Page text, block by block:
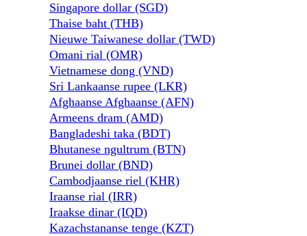
Singapore dollar (SGD)
Thaise baht (THB)
Nieuwe Taiwanese dollar (TWD)
Omani rial (OMR)
Vietnamese dong (VND)
Sri Lankaanse rupee (LKR)
Afghaanse Afghaanse (AFN)
Armeens dram (AMD)
Bangladeshi taka (BDT)
Bhutanese ngultrum (BTN)
Brunei dollar (BND)
Cambodjaanse riel (KHR)
Iraanse rial (IRR)
Iraakse dinar (IQD)
Kazachstananse tenge (KZT)